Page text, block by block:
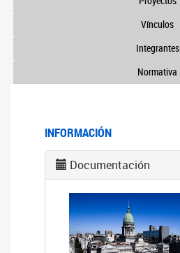
Vínculos
Integrantes
Normativa
INFORMACIÓN
Documentación